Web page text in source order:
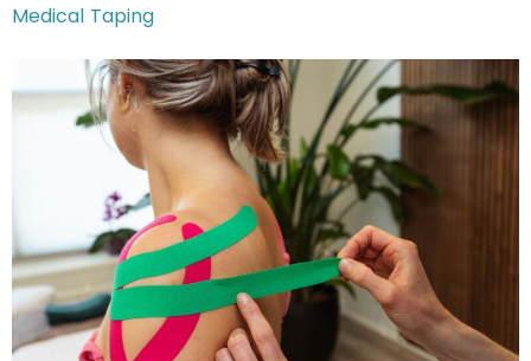
Medical Taping